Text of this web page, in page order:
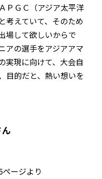
ＰＧＣ（アジア太平洋
考えていて、そのため
場して欲しいからで
アの選手をアジアアマ
実現に向けて、大会自
目的だと、熱い想いを
ージより